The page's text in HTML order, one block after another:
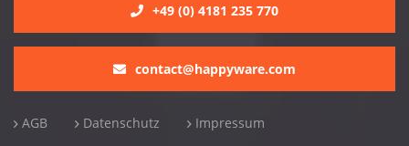
+49 (0) 4181 235 770
contact@happyware.com
AGB Datenschutz Impressum